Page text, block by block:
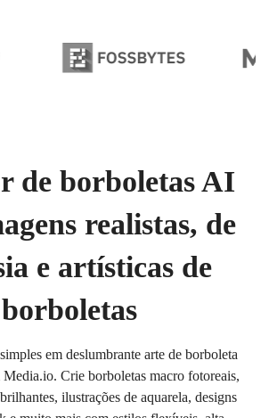
de borboletas AI
realistas, de
e artísticas de
borboletas
em deslumbrante arte de borboleta
Media.io. Crie borboletas macro fotoreais,
ilustrações de aquarela, designs